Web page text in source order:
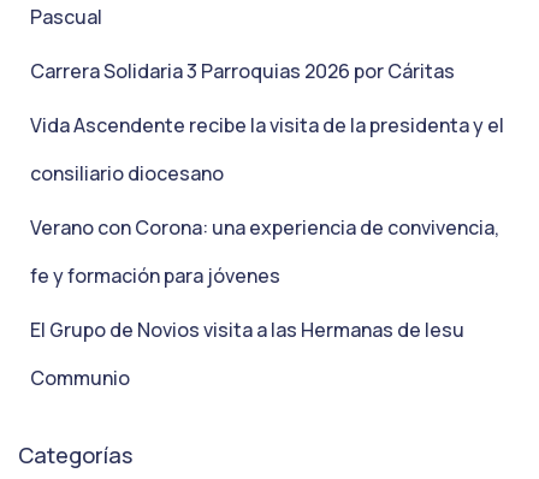
Pascual
Carrera Solidaria 3 Parroquias 2026 por Cáritas
Vida Ascendente recibe la visita de la presidenta y el
consiliario diocesano
Verano con Corona: una experiencia de convivencia,
fe y formación para jóvenes
El Grupo de Novios visita a las Hermanas de Iesu
Communio
Categorías